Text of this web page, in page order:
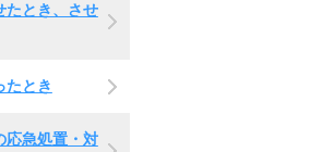
たとき、させ
たとき
応急処置・対